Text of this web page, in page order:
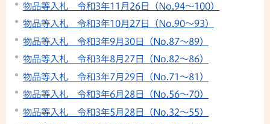
物品等入札 令和3年11月26日（No.94～100）
物品等入札 令和3年10月27日（No.90～93）
物品等入札 令和3年9月30日（No.87～89）
物品等入札 令和3年8月27日（No.82～86）
物品等入札 令和3年7月29日（No.71～81）
物品等入札 令和3年6月28日（No.56～70）
物品等入札 令和3年5月28日（No.32～55）